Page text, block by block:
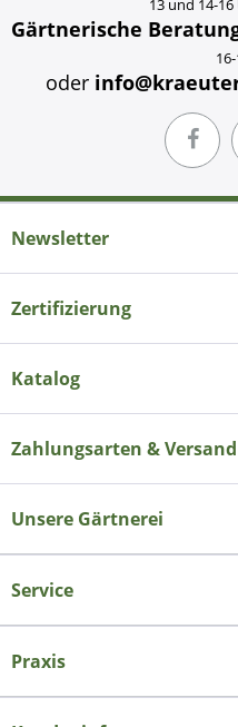
13 und 14-
Gärtnerische
oder
Newsletter
Zertifizierung
Katalog
Zahlungsarten & Versand
Unsere Gärtnerei
Service
Praxis